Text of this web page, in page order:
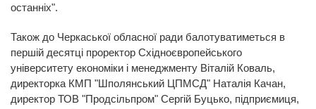
останніх".
Також до Черкаської обласної ради балотуватиметься в
першій десятці проректор Східноєвропейського
університету економіки і менеджменту Віталій Коваль,
директорка КМП "Шполянський ЦПМСД" Наталія Качан,
директор ТОВ "Продсільпром" Сергій Буцько, підприємиця,